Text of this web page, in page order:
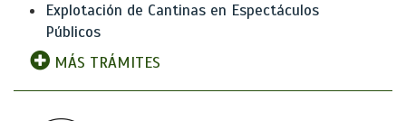
Explotación de Cantinas en Espectáculos
Públicos
MÁS TRÁMITES